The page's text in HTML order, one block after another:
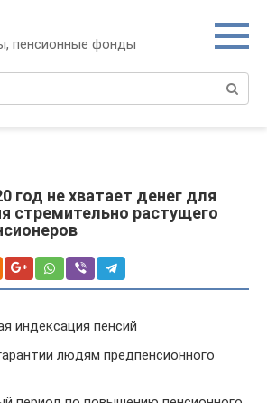
пенсионные фонды
год не хватает денег для
стремительно растущего
индексация пенсий
людям предпенсионного